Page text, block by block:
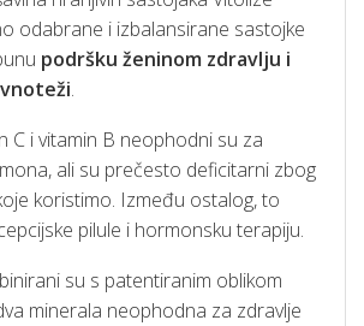
odabrane i izbalansirane sastojke
podršku ženinom zdravlju i
.
C i vitamin B neophodni su za
ali su prečesto deficitarni zbog
koristimo. Između ostalog, to
pilule i hormonsku terapiju.
su s patentiranim oblikom
minerala neophodna za zdravlje